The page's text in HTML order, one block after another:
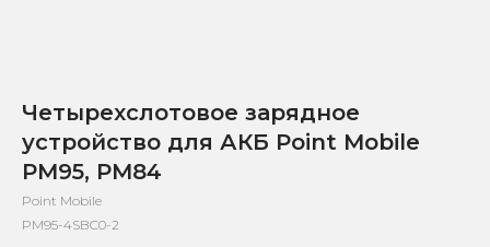
Четырехслотовое зарядное
устройство для АКБ Point Mobile
PM95, PM84
Point Mobile
PM95-4SBC0-2